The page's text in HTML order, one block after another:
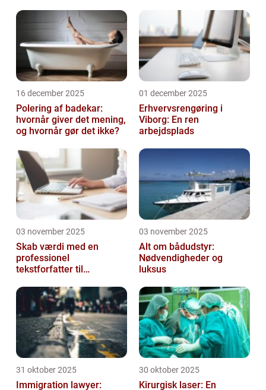
16 december 2025
Polering af badekar:
hvornår giver det mening,
og hvornår gør det ikke?
01 december 2025
Erhvervsrengøring i
Viborg: En ren
arbejdsplads
03 november 2025
Skab værdi med en
professionel
tekstforfatter til
03 november 2025
Alt om bådudstyr:
Nødvendigheder og
luksus
31 oktober 2025
Immigration lawyer:
30 oktober 2025
Kirurgisk laser: En